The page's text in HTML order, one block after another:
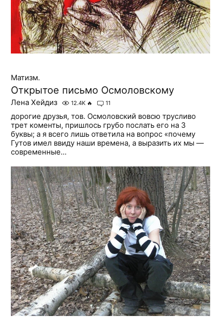
Матизм.
Открытое письмо Осмоловскому
Лена Хейдиз 12.4K 🔥 11
дорогие друзья, тов. Осмоловский вовсю трусливо
трет коменты, пришлось грубо послать его на 3
буквы; а я всего лишь ответила на вопрос «почему
Гутов имел ввиду наши времена, а выразить их мы —
современные...